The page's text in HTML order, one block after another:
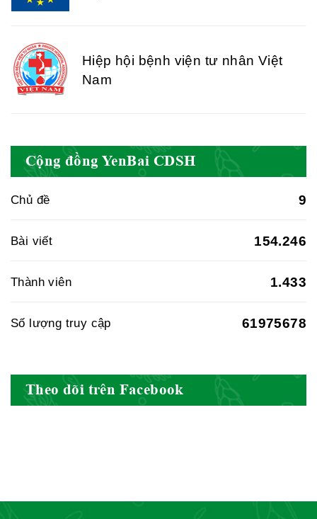
Hiệp hội bệnh viện tư nhân Việt
Nam
Cục quản lý y dược cổ truyền -
BYT
Hiệp hội doanh nghiệp dược Việt
Hội Đông Y Việt Nam
Cộng đồng YenBai CDSH
Chủ đề 9
Bài viết 154.246
Thành viên 1.433
Số lượng truy cập 61975678
Theo dõi trên Facebook